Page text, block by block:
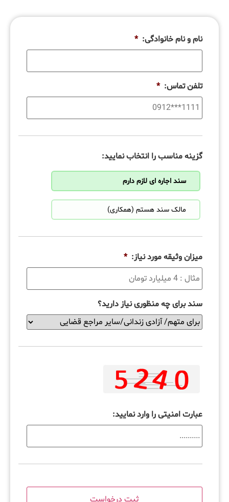
نام و نام خانوادگی: *
تلفن تماس: *
گزینه مناسب را انتخاب نمایید:
سند اجاره ای لازم دارم
مالک سند هستم (همکاری)
میزان وثیقه مورد نیاز: *
سند برای چه منظوری نیاز دارید؟
عبارت امنیتی را وارد نمایید: